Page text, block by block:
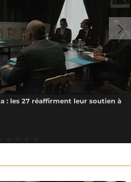
: les 27 réaffirment leur soutien à